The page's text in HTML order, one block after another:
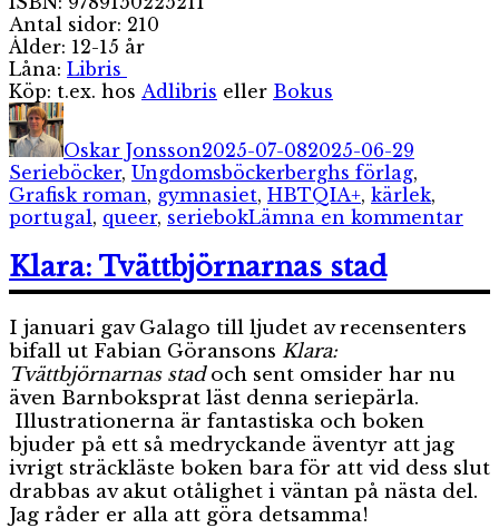
Antal sidor: 210
Ålder: 12-15 år
Låna: Libris
Köp: t.ex. hos Adlibris eller Bokus
Författare
Oskar Jonsson2025-07-082025-06-29
Serieböcker, UngdomsböckerEtiketter
berghs förlag,
Grafisk roman, gymnasiet, HBTQIA+, kärlek,
portugal, queer, seriebokLämna en kommentartill
Klara: Tvättbjörnarnas stad
I januari gav Galago till ljudet av recensenters
bifall ut Fabian Göransons Klara:
Tvättbjörnarnas stadoch sent omsider har nu
även Barnboksprat läst denna seriepärla.
Illustrationerna är fantastiska och boken
bjuder på ett så medryckande äventyr att jag
ivrigt sträckläste boken bara för att vid dess slut
drabbas av akut otålighet i väntan på nästa del.
Jag råder er alla att göra detsamma!